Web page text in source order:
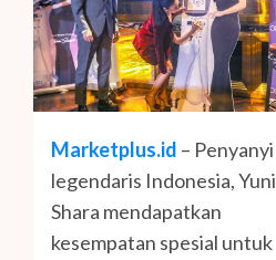
Marketplus.id – Penyanyi
legendaris Indonesia, Yuni
Shara mendapatkan
kesempatan spesial untuk